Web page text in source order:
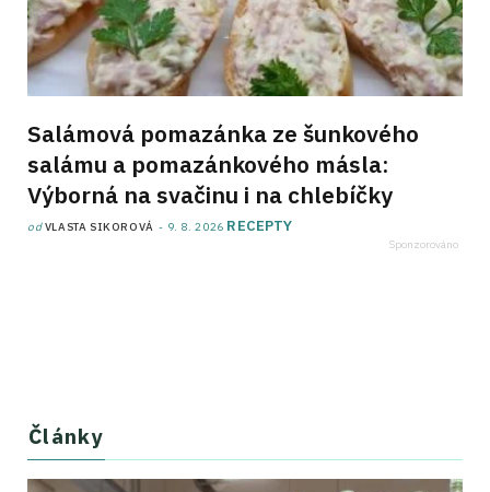
Salámová pomazánka ze šunkového
salámu a pomazánkového másla:
Výborná na svačinu i na chlebíčky
odVLASTA SIKOROVÁ 9. 8. 2026 RECEPTY
Články